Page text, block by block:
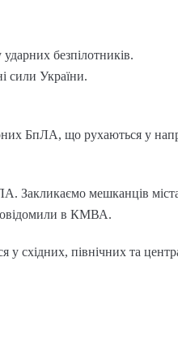
безпілотників.
сили України.
БпЛА, що рухаються у
Закликаємо мешканців
в КМВА.
у східних, північних та